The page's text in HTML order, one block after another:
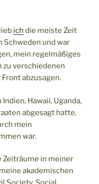
ich die meiste Zeit
Schweden und war
mein regelmäßiges
zu verschiedenen
abzusagen.
Hawaii, Uganda,
abgesagt hatte,
mein
war.
Zeiträume in meiner
akademischen